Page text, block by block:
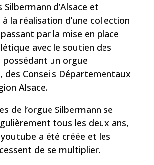
Silbermann d’Alsace et
à la réalisation d’une collection
par la mise en place
avec le soutien des
possédant un orgue
des Conseils Départementaux
Alsace.
de l’orgue Silbermann se
tous les deux ans,
a été créée et les
de se multiplier.